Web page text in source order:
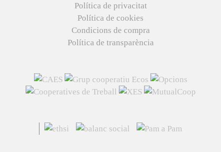
Política de privacitat
Política de cookies
Condicions de compra
Política de transparència